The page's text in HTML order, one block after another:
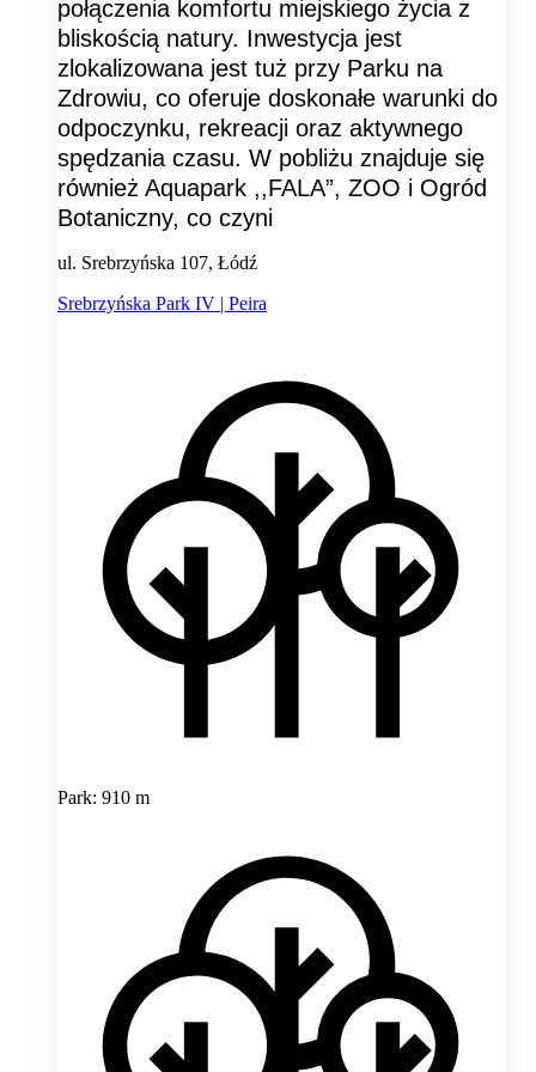
połączenia komfortu miejskiego życia z
bliskością natury. Inwestycja jest
zlokalizowana jest tuż przy Parku na
Zdrowiu, co oferuje doskonałe warunki do
odpoczynku, rekreacji oraz aktywnego
spędzania czasu. W pobliżu znajduje się
również Aquapark ,,FALA”, ZOO i Ogród
Botaniczny, co czyni
ul. Srebrzyńska 107, Łódź
Srebrzyńska Park IV | Peira
Park: 910 m